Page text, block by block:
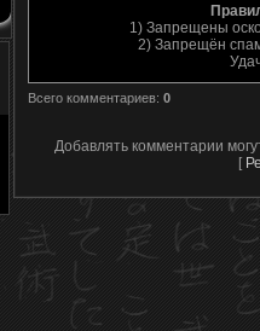
1) Запрещены
2) Запрещён
Всего комментариев: 0
Добавлять комментарии
[